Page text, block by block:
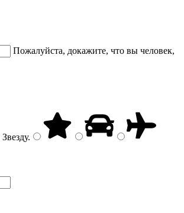
Пожалуйста, докажите, что вы человек,
Звезду.